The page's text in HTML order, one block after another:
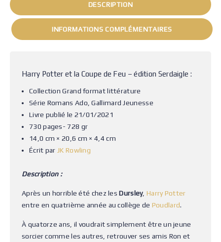
DESCRIPTION
INFORMATIONS COMPLÉMENTAIRES
Harry Potter et la Coupe de Feu – édition Serdaigle :
Collection Grand format littérature
Série Romans Ado, Gallimard Jeunesse
Livre publié le 21/01/2021
730 pages- 728 gr
14,0 cm × 20,6 cm × 4,4 cm
Écrit par JK Rowling
Description :
Après un horrible été chez lesDursley,Harry Potter
entre en quatrième année au collège de Poudlard.
À quatorze ans, il voudrait simplement être un jeune
sorcier comme les autres, retrouver ses amis Ron et